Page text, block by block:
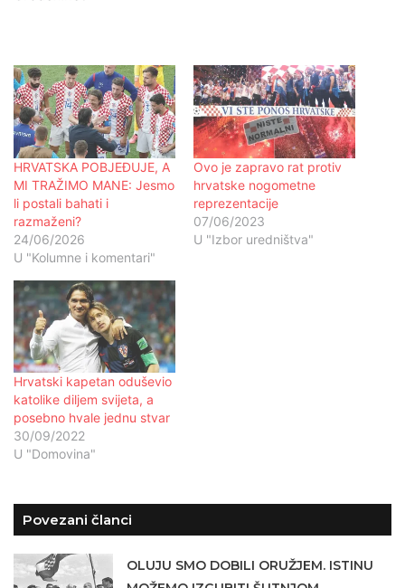
HRVATSKA POBJEĐUJE, A
MI TRAŽIMO MANE: Jesmo
li postali bahati i
razmaženi?
24/06/2026
U "Kolumne i komentari"
Ovo je zapravo rat protiv
hrvatske nogometne
reprezentacije
07/06/2023
U "Izbor uredništva"
Hrvatski kapetan oduševio
katolike diljem svijeta, a
posebno hvale jednu stvar
30/09/2022
U "Domovina"
Povezani članci
OLUJU SMO DOBILI ORUŽJEM. ISTINU